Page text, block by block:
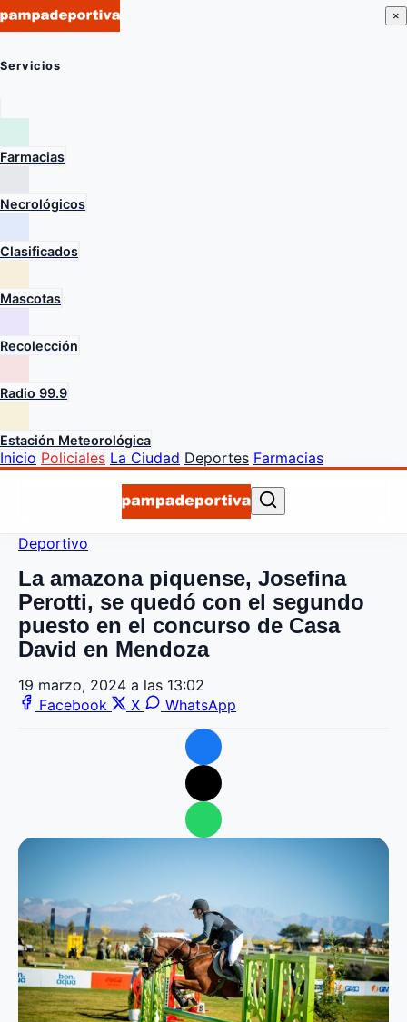
×
Servicios
Farmacias
Necrológicos
Clasificados
Mascotas
Recolección
Radio 99.9
Estación Meteorológica
Inicio Policiales La Ciudad Deportes Farmacias
Deportivo
La amazona piquense, Josefina
Perotti, se quedó con el segundo
puesto en el concurso de Casa
David en Mendoza
19 marzo, 2024 a las 13:02
Facebook
X WhatsApp